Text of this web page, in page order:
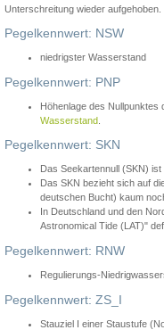
Unterschreitung wieder aufgehoben.
Pegelkennwert: NSW
niedrigster Wasserstand
Pegelkennwert: PNP
Höhenlage des Nullpunktes
Wasserstand
Pegelkennwert: SKN
Das Seekartennull (SKN)
Das SKN bezieht sich auf
deutschen Bucht) kaum
In Deutschland und den
Astronomical Tide (LAT)"
Pegelkennwert: RNW
Regulierungs-
Pegelkennwert: ZS_I
Stauziel I einer Staustufe